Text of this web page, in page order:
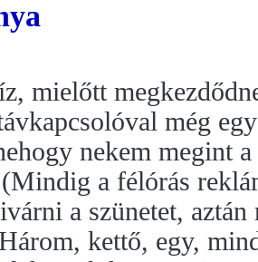
mielőtt
még
nekem megint
a félórás
a szünetet,
kettő, egy,